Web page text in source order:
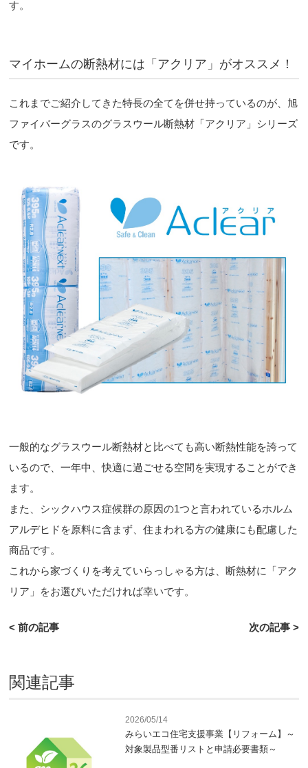
す。
マイホームの断熱材には「アクリア」がオススメ！
これまでご紹介してきた特長の全てを併せ持っているのが、旭
ファイバーグラスのグラスウール断熱材「アクリア」シリーズ
です。
一般的なグラスウール断熱材と比べても高い断熱性能を誇って
いるので、一年中、快適に過ごせる空間を実現することができ
ます。
また、シックハウス症候群の原因の1つと言われているホルム
アルデヒドを原料に含まず、住まわれる方の健康にも配慮した
商品です。
これから家づくりを考えていらっしゃる方は、断熱材に「アク
リア」をお選びいただければ幸いです。
< 前の記事 次の記事 >
関連記事
2026/05/14
みらいエコ住宅支援事業【リフォーム】～
対象製品型番リストと申請必要書類～